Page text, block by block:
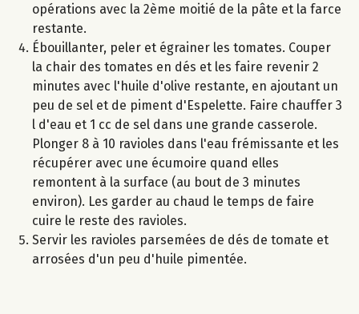
opérations avec la 2ème moitié de la pâte et la farce
restante.
Ébouillanter, peler et égrainer les tomates. Couper
la chair des tomates en dés et les faire revenir 2
minutes avec l'huile d'olive restante, en ajoutant un
peu de sel et de piment d'Espelette. Faire chauffer 3
l d'eau et 1 cc de sel dans une grande casserole.
Plonger 8 à 10 ravioles dans l'eau frémissante et les
récupérer avec une écumoire quand elles
remontent à la surface (au bout de 3 minutes
environ). Les garder au chaud le temps de faire
cuire le reste des ravioles.
Servir les ravioles parsemées de dés de tomate et
arrosées d'un peu d'huile pimentée.